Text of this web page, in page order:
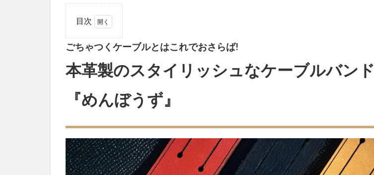
目次
ごち
くケ
ーブ
はこ
れで
ら
ば!
本革
製の
スタ
ごちゃつくケーブルとはこれでおさらば!
本革製のスタイリッシュなケーブルバンド
『めんぼうず』